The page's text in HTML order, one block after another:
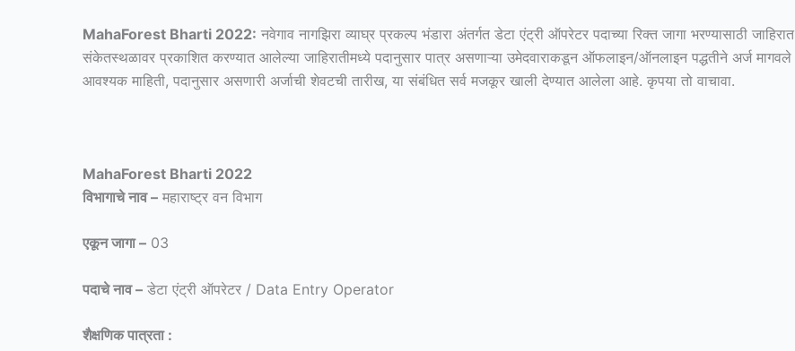
MahaForest Bharti 2022: नवेगाव नागझिरा व्याघ्र प्रकल्प भंडारा अंतर्गत डेटा एंट्री ऑपरेटर पदाच्या रिक्त जागा भरण्यासाठी
संकेतस्थळावर प्रकाशित करण्यात आलेल्या जाहिरातीमध्ये पदानुसार पात्र असणाऱ्या उमेदवाराकडून ऑफलाइन/ऑनलाइन पद्धतीने अर्ज मागवले
आवश्यक माहिती, पदानुसार असणारी अर्जाची शेवटची तारीख, या संबंधित सर्व मजकूर खाली देण्यात आलेला आहे. कृपया तो वाचावा.
MahaForest Bharti 2022
विभागाचे नाव – महाराष्ट्र वन विभाग
एकून जागा – 03
पदाचे नाव – डेटा एंट्री ऑपरेटर / Data Entry Operator
शैक्षणिक पात्रता :